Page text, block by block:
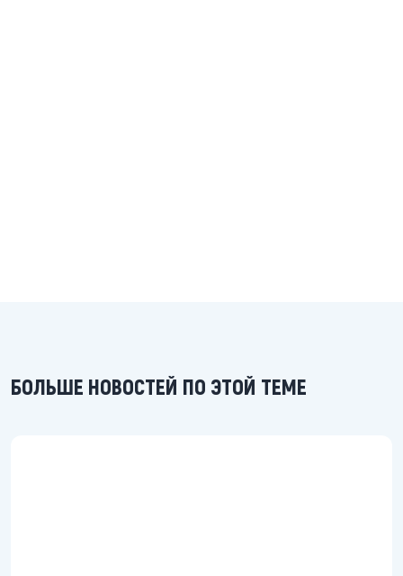
БОЛЬШЕ НОВОСТЕЙ ПО ЭТОЙ ТЕМЕ